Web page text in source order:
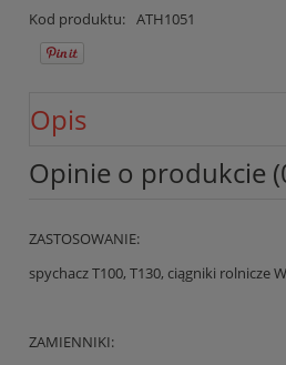
Kod produktu: ATH1051
Opis
Opinie o produkcie
ZASTOSOWANIE:
spychacz T100, T130, ciągniki rolnicze
ZAMIENNIKI: